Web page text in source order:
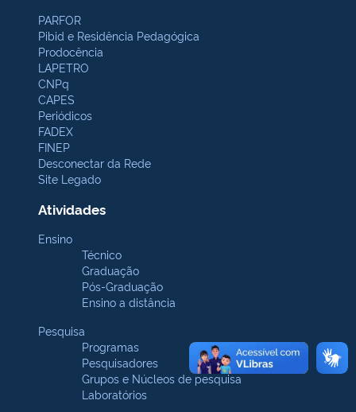
PARFOR
Pibid e Residência Pedagógica
Prodocência
LAPETRO
CNPq
CAPES
Periódicos
FADEX
FINEP
Desconectar da Rede
Site Legado
Atividades
Ensino
Técnico
Graduação
Pós-Graduação
Ensino a distância
Pesquisa
Programas
Pesquisadores
Grupos e Núcleos de pesquisa
Laboratórios